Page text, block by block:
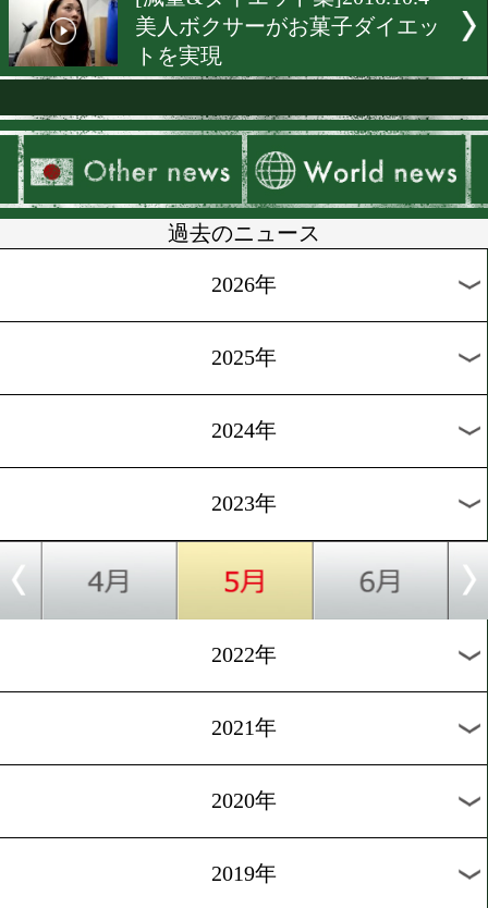
ピリ辛アジアン料理を食べ
量しよう
[減量&ダイエット
減量の秘訣はストレス解消
褒美”
[減量&ダイエット集
減量用特製シチューで身体
めよう!
[減量&ダイエット集
プリン
[減量&ダイエット集
トを実現
2026年